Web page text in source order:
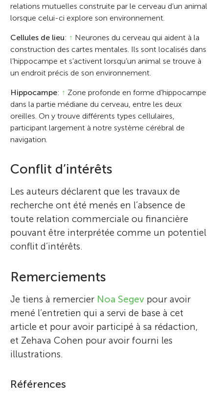
relations mutuelles construite par le cerveau d’un animal
lorsque celui-ci explore son environnement.
Cellules de lieu: ↑ Neurones du cerveau qui aident à la
construction des cartes mentales. Ils sont localisés dans
l’hippocampe et s’activent lorsqu’un animal se trouve à
un endroit précis de son environnement.
Hippocampe: ↑ Zone profonde en forme d’hippocampe
dans la partie médiane du cerveau, entre les deux
oreilles. On y trouve différents types cellulaires,
participant largement à notre système cérébral de
navigation.
Conflit d’intérêts
Les auteurs déclarent que les travaux de
recherche ont été menés en l’absence de
toute relation commerciale ou financière
pouvant être interprétée comme un potentiel
conflit d’intérêts.
Remerciements
Je tiens à remercier Noa Segev pour avoir
mené l’entretien qui a servi de base à cet
article et pour avoir participé à sa rédaction,
et Zehava Cohen pour avoir fourni les
illustrations.
Références